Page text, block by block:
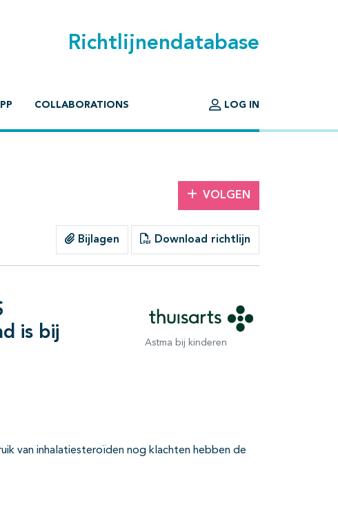
Richtlijnendatabase
COLLABORATIONS LOG IN
VOLGEN
Bijlagen Download richtlijn
is bij
Astma bij kinderen
van inhalatiesteroïden nog klachten hebben de